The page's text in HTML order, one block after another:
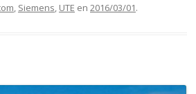
, Siemens, UTE en 2016/03/01.